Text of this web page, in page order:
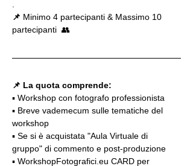
📌 Minimo 4 partecipanti & Massimo 10
partecipanti  👥
📌 La quota comprende:
▪️ Workshop con fotografo professionista
▪️ Breve vademecum sulle tematiche del
workshop
▪️ Se si è acquistata "Aula Virtuale di
gruppo" di commento e post-produzione
▪️ WorkshopFotografici.eu CARD per